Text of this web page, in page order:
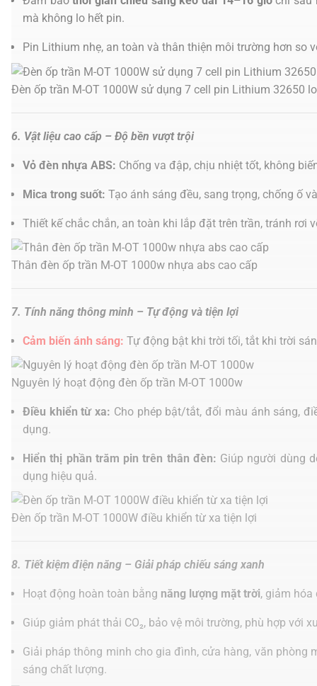
mà không lo hết pin.
Pin Lithium nhẹ, an toàn và thân thiện môi trường hơn so
Đèn ốp trần M-OT 1000W sử dụng 7 cell pin Lithium 32650
6. Vật liệu cao cấp – Độ bền vượt trội
Vỏ đèn nhựa ABS: Chống va đập, chịu nhiệt tốt, không
Mica trong suốt: Tạo ánh sáng đều, sang trọng, chống ố
Thiết kế chắc chắn, an toàn khi lắp đặt trên trần, tránh rơi
Thân đèn ốp trần M-OT 1000w nhựa abs cao cấp
7. Tính năng thông minh – Tự động và tiện lợi
Cảm biến ánh sáng: Tự động bật khi trời tối, tắt khi trời
Nguyên lý hoạt động đèn ốp trần M-OT 1000w
Điều khiển từ xa: Cho phép bật/tắt, đổi màu ánh sáng,
dụng.
Hiển thị phần trăm pin trên thân đèn: Giúp người dùng
dụng hiệu quả.
Đèn ốp trần M-OT 1000W điều khiển từ xa tiện lợi
8. Tiết kiệm điện năng – Giải pháp chiếu sáng xanh
Hoạt động hoàn toàn bằng năng lượng mặt trời, giảm
Giúp giảm phát thải CO₂, bảo vệ môi trường, phù hợp với
Giải pháp thông minh cho gia đình, cửa hàng, văn
sáng chất lượng.